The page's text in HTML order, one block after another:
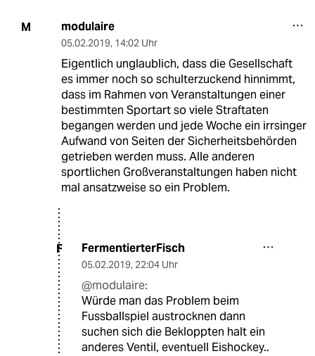
M modulaire
05.02.2019, 14:02 Uhr
Eigentlich unglaublich, dass die Gesellschaft
es immer noch so schulterzuckend hinnimmt,
dass im Rahmen von Veranstaltungen einer
bestimmten Sportart so viele Straftaten
begangen werden und jede Woche ein irrsinger
Aufwand von Seiten der Sicherheitsbehörden
getrieben werden muss. Alle anderen
sportlichen Großveranstaltungen haben nicht
mal ansatzweise so ein Problem.
F FermentierterFisch
05.02.2019, 22:04 Uhr
@modulaire:
Würde man das Problem beim
Fussballspiel austrocknen dann
suchen sich die Bekloppten halt ein
anderes Ventil, eventuell Eishockey..